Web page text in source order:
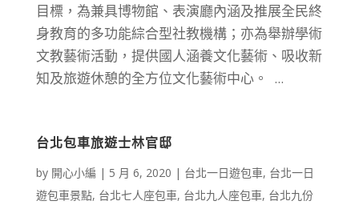
目標，為兼具博物館、表演廳內涵及推展全民終
身教育的多功能綜合型社教機構；亦為舉辦學術
文教藝術活動，提供國人涵養文化藝術、吸收新
知及旅遊休憩的全方位文化藝術中心。 ...
台北包車旅遊士林官邸
by 開心小編 | 5 月 6, 2020 | 台北一日遊包車, 台北一日
遊包車景點, 台北七人座包車, 台北九人座包車, 台北九份